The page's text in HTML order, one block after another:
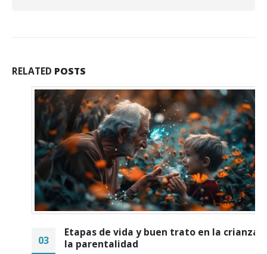
RELATED POSTS
Etapas de vida y buen trato en la crianza y
la parentalidad